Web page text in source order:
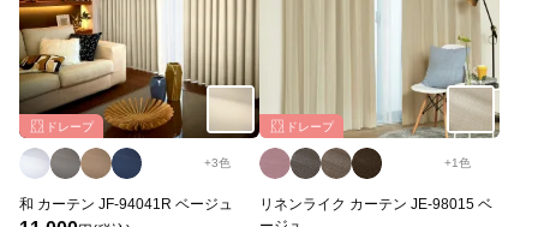
ドレープ
+3色
和 カーテン JF-94041R ベージュ
ドレープ
+1色
リネンライク カーテン JE-98015 ベ